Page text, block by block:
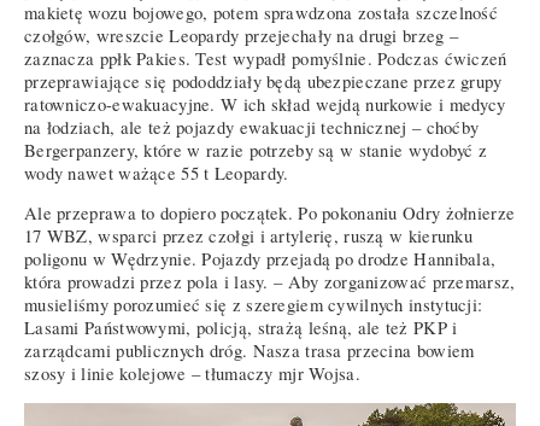
makietę wozu bojowego, potem sprawdzona została szczelność
czołgów, wreszcie Leopardy przejechały na drugi brzeg –
zaznacza ppłk Pakies. Test wypadł pomyślnie. Podczas ćwiczeń
przeprawiające się pododdziały będą ubezpieczane przez grupy
ratowniczo-ewakuacyjne. W ich skład wejdą nurkowie i medycy
na łodziach, ale też pojazdy ewakuacji technicznej – choćby
Bergerpanzery, które w razie potrzeby są w stanie wydobyć z
wody nawet ważące 55 t Leopardy.
Ale przeprawa to dopiero początek. Po pokonaniu Odry żołnierze
17 WBZ, wsparci przez czołgi i artylerię, ruszą w kierunku
poligonu w Wędrzynie. Pojazdy przejadą po drodze Hannibala,
która prowadzi przez pola i lasy. – Aby zorganizować przemarsz,
musieliśmy porozumieć się z szeregiem cywilnych instytucji:
Lasami Państwowymi, policją, strażą leśną, ale też PKP i
zarządcami publicznych dróg. Nasza trasa przecina bowiem
szosy i linie kolejowe – tłumaczy mjr Wojsa.